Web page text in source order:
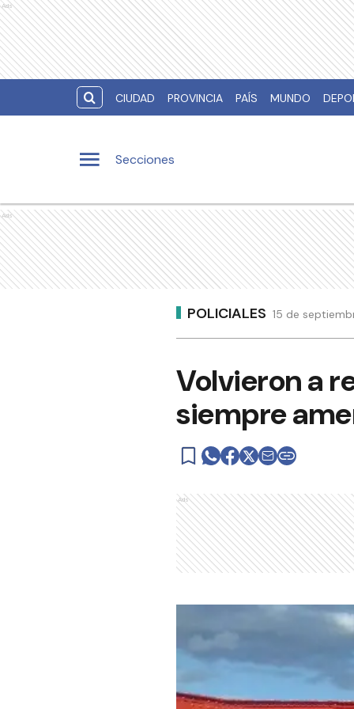
Ads
CIUDAD PROVINCIA PAÍS MUNDO
Secciones
Ads
POLICIALES 15 de
Volvieron a
siempre
Ads